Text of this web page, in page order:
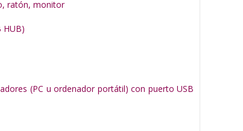
ratón, monitor
HUB)
(PC u ordenador portátil) con puerto USB